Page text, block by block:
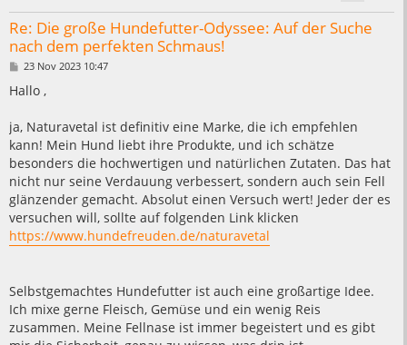
Re: Die große Hundefutter-Odyssee: Auf der Suche
nach dem perfekten Schmaus!
B
i
g
23 Nov 2023 10:47
Hallo ,
ja, Naturavetal ist definitiv eine Marke, die ich empfehlen
kann! Mein Hund liebt ihre Produkte, und ich schätze
besonders die hochwertigen und natürlichen Zutaten. Das hat
nicht nur seine Verdauung verbessert, sondern auch sein Fell
glänzender gemacht. Absolut einen Versuch wert! Jeder der es
versuchen will, sollte auf folgenden Link klicken
https://www.hundefreuden.de/naturavetal
Selbstgemachtes Hundefutter ist auch eine großartige Idee.
Ich mixe gerne Fleisch, Gemüse und ein wenig Reis
zusammen. Meine Fellnase ist immer begeistert und es gibt